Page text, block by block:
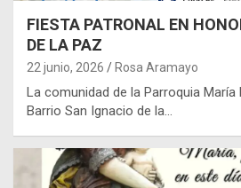
FIESTA PATRONAL EN
DE LA PAZ
22 junio, 2026 Rosa Aramayo
La comunidad de la Parroquia María
Barrio San Ignacio de la…